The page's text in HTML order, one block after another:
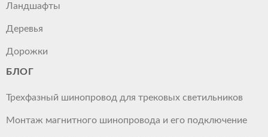
Ландшафты
Деревья
Дорожки
БЛОГ
Трехфазный шинопровод для трековых светильников
Монтаж магнитного шинопровода и его подключение